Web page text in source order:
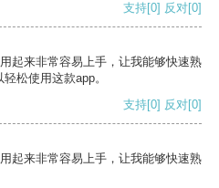
支持[0] 反对[0]
起来非常容易上手，让我能够快速熟
松使用这款app。
支持[0] 反对[0]
起来非常容易上手，让我能够快速熟